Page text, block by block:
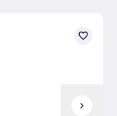
chevron_right
favorite_border